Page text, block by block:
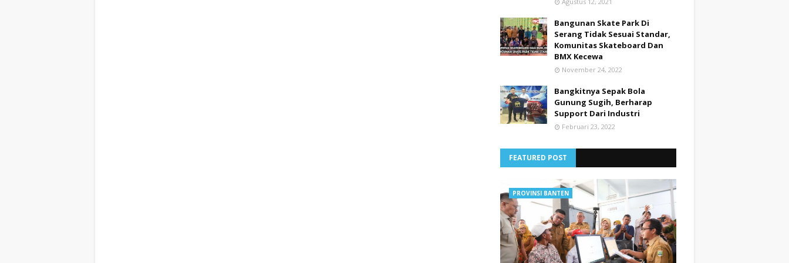
Bangunan Skate Park Di
Serang Tidak Sesuai Standar,
Komunitas Skateboard Dan
BMX Kecewa
November 24, 2022
Bangkitnya Sepak Bola
Gunung Sugih, Berharap
Support Dari Industri
Februari 23, 2022
FEATURED POST
PROVINSI BANTEN